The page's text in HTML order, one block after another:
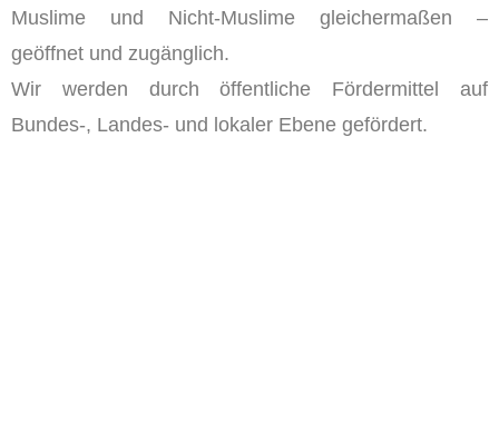
Muslime und Nicht-Muslime gleichermaßen –
geöffnet und zugänglich.
Wir werden durch öffentliche Fördermittel auf
Bundes-, Landes- und lokaler Ebene gefördert.